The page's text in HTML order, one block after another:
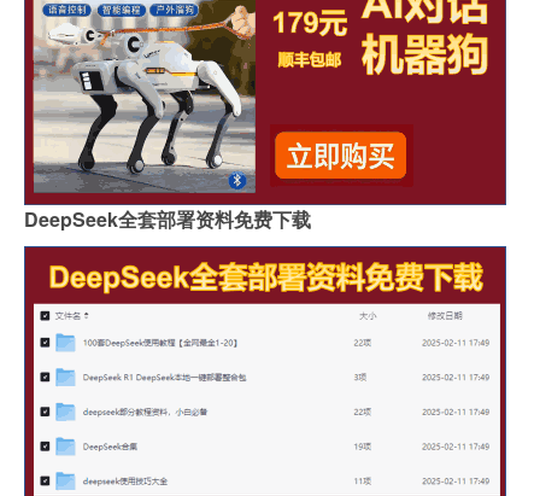
DeepSeek全套部署资料免费下载